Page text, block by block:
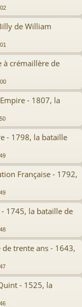
de William
à crémaillère de
- 1807, la
- 1798, la bataille
Française - 1792,
1745, la bataille de
trente ans - 1643,
- 1525, la